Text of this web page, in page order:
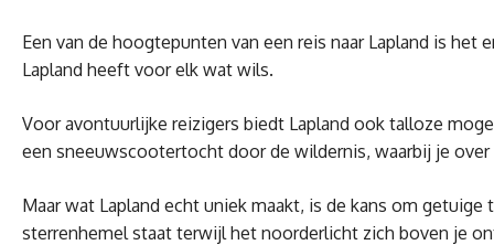
Een van de hoogtepunten van een reis naar Lapland is
Lapland heeft voor elk wat wils.
Voor avontuurlijke reizigers biedt Lapland ook talloze
een sneeuwscootertocht door de wildernis, waarbij je
Maar wat Lapland echt uniek maakt, is de kans om
sterrenhemel staat terwijl het noorderlicht zich boven je